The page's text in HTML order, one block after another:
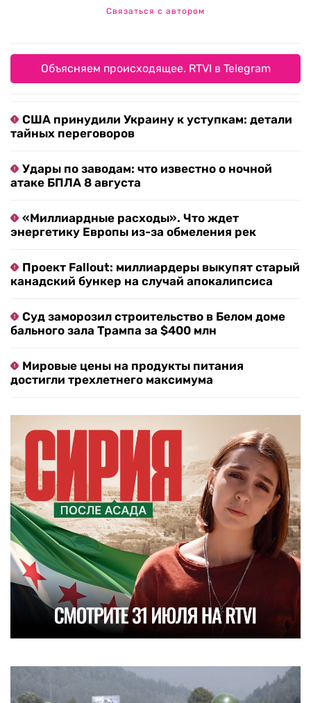
Связаться с автором
Объясняем происходящее. RTVI в Telegram
США принудили Украину к уступкам: детали
тайных переговоров
Удары по заводам: что известно о ночной
атаке БПЛА 8 августа
«Миллиардные расходы». Что ждет
энергетику Европы из-за обмеления рек
Проект Fallout: миллиардеры выкупят старый
канадский бункер на случай апокалипсиса
Суд заморозил строительство в Белом доме
бального зала Трампа за $400 млн
Мировые цены на продукты питания
достигли трехлетнего максимума